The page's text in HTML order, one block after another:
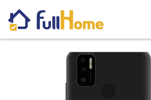
Skip to main content